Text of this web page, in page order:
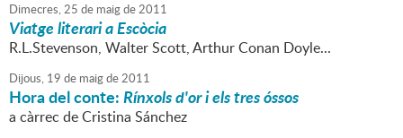
Dimecres,25 de maigde2011
Viatge literari a Escòcia
R.L.Stevenson, Walter Scott, Arthur Conan Doyle...
Dijous, 19 de maigde2011
Hora del conte:Rínxols d'or i els tres óssos
a càrrec de Cristina Sánchez